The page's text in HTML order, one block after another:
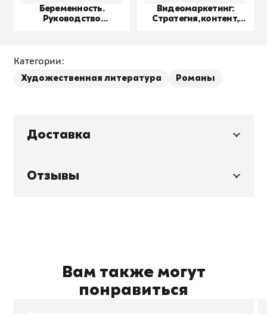
Беременность.
Руководство
Видеомаркетинг:
Стратегия, контент,
Категории:
Художественная литература Романы
Доставка
Отзывы
Вам также могут
понравиться